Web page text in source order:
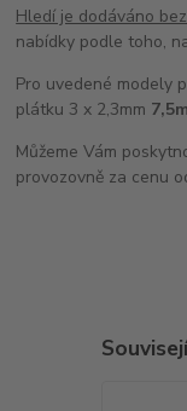
Hledí je dodáváno
nabídky podle toho,
Pro uvedené modely
plátku 3 x 2,3mm
Můžeme Vám
provozovně za cenu